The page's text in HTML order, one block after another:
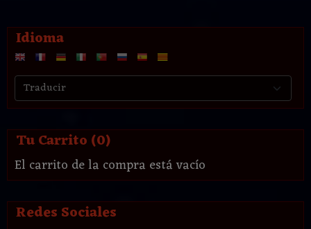
Idioma
Tu Carrito (0)
El carrito de la compra está vacío
Redes Sociales